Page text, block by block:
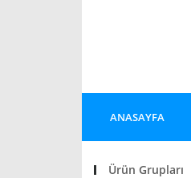
ANASAYFA
Ürün Grupları